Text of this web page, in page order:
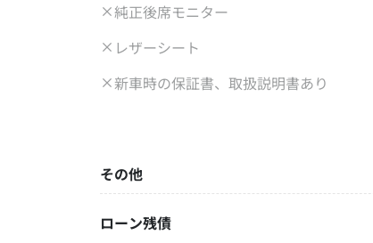
純正後席モニター
レザーシート
新車時の保証書、取扱説明書あり
その他
ローン残債